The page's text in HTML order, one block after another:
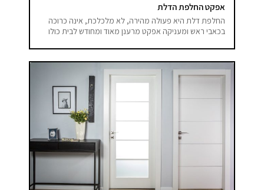
אפקט החלפת הדלת
החלפת דלת היא פעולה מהירה, לא מלכלכת, אינה כרוכה
בכאבי ראש ומעניקה אפקט מרענן מאוד ומחודש לבית כולו